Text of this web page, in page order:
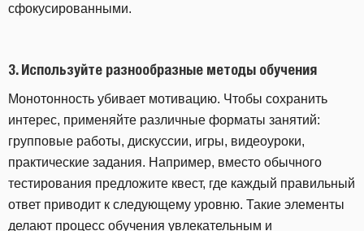
сфокусированными.
3.Используйте разнообразные методы обучения
Монотонность убивает мотивацию. Чтобы сохранить
интерес, применяйте различные форматы занятий:
групповые работы, дискуссии, игры, видеоуроки,
практические задания. Например, вместо обычного
тестирования предложите квест, где каждый правильный
ответ приводит к следующему уровню. Такие элементы
делают процесс обучения увлекательным и